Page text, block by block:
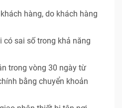
hàng, do khách hàng
sai số trong khả năng
trong vòng 30 ngày từ
bằng chuyển khoản